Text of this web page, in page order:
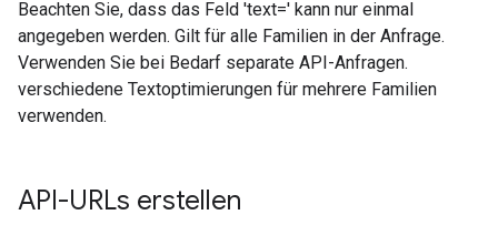
Beachten Sie, dass das Feld 'text=' kann nur einmal
angegeben werden. Gilt für alle Familien in der Anfrage.
Verwenden Sie bei Bedarf separate API-Anfragen.
verschiedene Textoptimierungen für mehrere Familien
verwenden.
API-URLs erstellen